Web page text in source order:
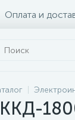
Оплата и